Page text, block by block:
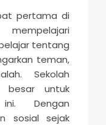
pertama di
tentang
teman,
Sekolah
besar untuk
Dengan
sosial sejak